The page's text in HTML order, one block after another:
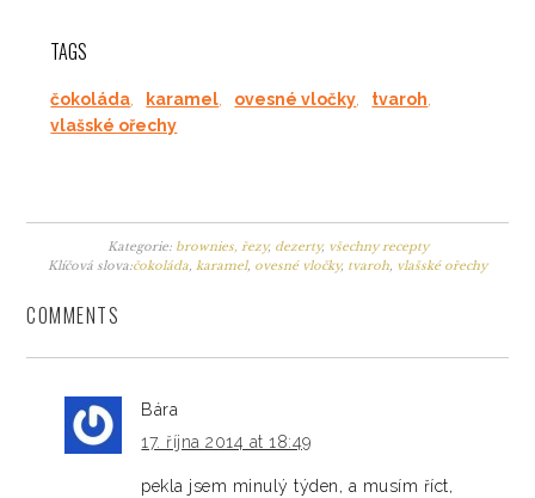
TAGS
čokoláda, karamel, ovesné vločky, tvaroh,
vlašské ořechy
Kategorie: brownies, řezy, dezerty, všechny recepty
Klíčová slova:čokoláda, karamel, ovesné vločky, tvaroh, vlašské ořechy
COMMENTS
Bára
17. října 2014 at 18:49
pekla jsem minulý týden, a musím říct,